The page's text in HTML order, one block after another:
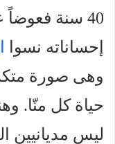
40 سنة
إحساناته نسوا
وهى صورة
حياة كل منّا.
ليس